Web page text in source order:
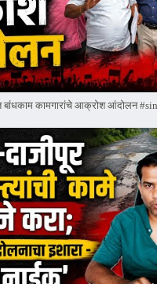
बांधकाम कामगारांचे आक्रोश आंदोलन